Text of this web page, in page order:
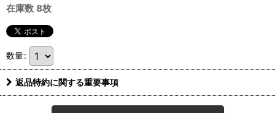
在庫数 8枚
数量:
返品特約に関する重要事項